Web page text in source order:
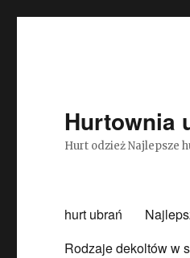
Hurtownia
Hurt odzież Najlepsze
hurt ubrań
Rodzaje dekoltów w